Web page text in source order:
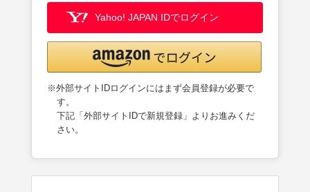
Yahoo! JAPAN IDでログイン
※外部サイトIDログインにはまず会員登録が必要で
す。
下記「外部サイトIDで新規登録」よりお進みくだ
さい。